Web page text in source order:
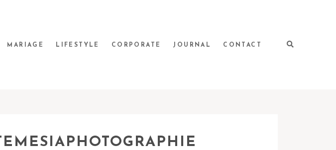
MARIAGE LIFESTYLE CORPORATE JOURNAL CONTACT